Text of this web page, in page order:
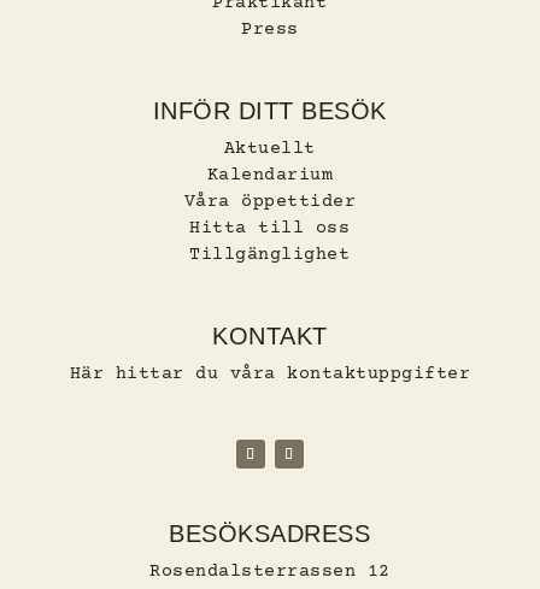
Press
INFÖR DITT BESÖK
Aktuellt
Kalendarium
Våra öppettider
Hitta till oss
Tillgänglighet
KONTAKT
Här hittar du våra kontaktuppgifter
BESÖKSADRESS
Rosendalsterrassen 12